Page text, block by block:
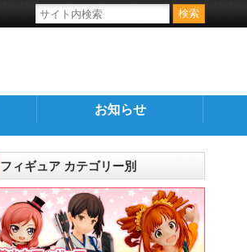
お知らせ
フィギュア カテゴリー別